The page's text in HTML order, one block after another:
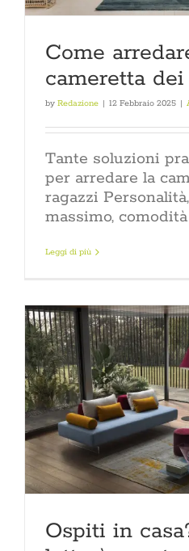
Come
cameretta
by Redazione | 12 Febbraio 2025 |
Tante soluzioni
per arredare la
ragazzi
massimo,
Leggi di più
Ospiti in